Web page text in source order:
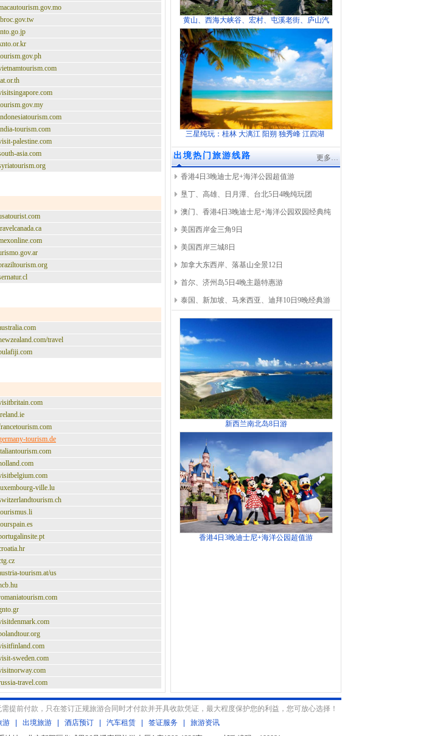
tourism.com
palestine.com
asia.com
travel
tourism.de
ville.lu
tourism.at/us
sweden.com
travel.com
黄山、西海大峡谷、宏村、屯溪老街、庐山汽
三星纯玩：桂林 大漓江 阳朔 独秀峰 江四湖
出境热门旅游线路 更多…
香港4日3晚迪士尼+海洋公园超值游
垦丁、高雄、日月潭、台北5日4晚纯玩团
澳门、香港4日3晚迪士尼+海洋公园双园经典纯
美国西岸金三角9日
美国西岸三城8日
加拿大东西岸、落基山全景12日
首尔、济州岛5日4晚主题特惠游
泰国、新加坡、马来西亚、迪拜10日9晚经典游
新西兰南北岛8日游
香港4日3晚迪士尼+海洋公园超值游
前付款，只在签订正规旅游合同时才付款并开具收款凭证，最大程度保护您的利益，您可放心选择！
游 出境旅游 酒店预订 汽车租赁 签证服务
旅游资讯